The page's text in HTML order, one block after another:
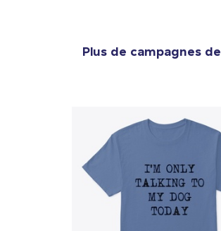
Plus de campagnes de